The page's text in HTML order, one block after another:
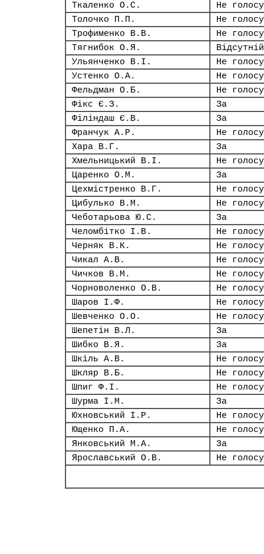
Ткаленко О.С.
Не
Толочко П.П.
Не
Трофименко В.В.
Не
Тягнибок О.Я.
Відсутній
Ульянченко В.І.
Не
Устенко О.А.
Не
Фельдман О.Б.
Не
Фікс Є.З.
За
Філіндаш Є.В.
За
Франчук А.Р.
Не
Хара В.Г.
За
Хмельницький В.І.
Не
Царенко О.М.
За
Цехмістренко В.Г.
Не
Цибулько В.М.
Не
Чеботарьова Ю.С.
За
Челомбітко І.В.
Не
Черняк В.К.
Не
Чикал А.В.
Не
Чичков В.М.
Не
Чорноволенко О.В.
Не
Шаров І.Ф.
Не
Шевченко О.О.
Не
Шепетін В.Л.
За
Шибко В.Я.
За
Шкіль А.В.
Не
Шкляр В.Б.
Не
Шпиг Ф.І.
Не
Шурма І.М.
За
Юхновський І.Р.
Не
Ющенко П.А.
Не
Янковський М.А.
За
Ярославський О.В.
Не